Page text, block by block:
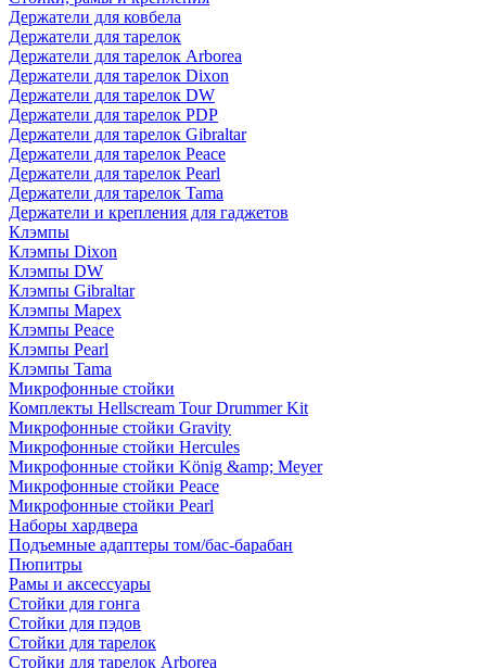
Держатели для ковбела
Держатели для тарелок
Держатели для тарелок Arborea
Держатели для тарелок Dixon
Держатели для тарелок DW
Держатели для тарелок PDP
Держатели для тарелок Gibraltar
Держатели для тарелок Peace
Держатели для тарелок Pearl
Держатели для тарелок Tama
Держатели и крепления для гаджетов
Клэмпы
Клэмпы Dixon
Клэмпы DW
Клэмпы Gibraltar
Клэмпы Mapex
Клэмпы Peace
Клэмпы Pearl
Клэмпы Tama
Микрофонные стойки
Комплекты Hellscream Tour Drummer Kit
Микрофонные стойки Gravity
Микрофонные стойки Hercules
Микрофонные стойки König &amp; Meyer
Микрофонные стойки Peace
Микрофонные стойки Pearl
Наборы хардвера
Подъемные адаптеры том/бас-барабан
Пюпитры
Рамы и аксессуары
Стойки для гонга
Стойки для пэдов
Стойки для тарелок
Стойки для тарелок Arborea